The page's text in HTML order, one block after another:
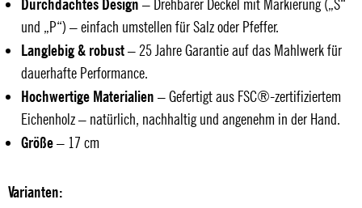
Durchdachtes Design – Drehbarer Deckel mit Markierung („S“
und „P“) – einfach umstellen für Salz oder Pfeffer.
Langlebig & robust– 25 Jahre Garantie auf das Mahlwerk für
dauerhafte Performance.
Hochwertige Materialien – Gefertigt aus FSC®-zertifiziertem
Eichenholz – natürlich, nachhaltig und angenehm in der Hand.
Größe– 17 cm
Varianten: